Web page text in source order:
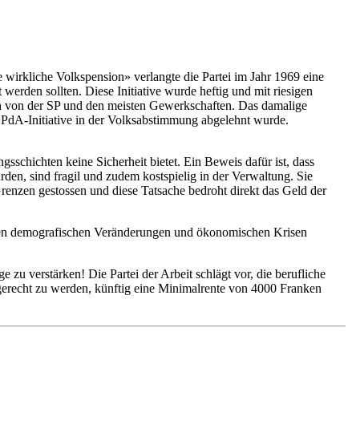
Volkspension» verlangte die Partei im Jahr 1969 eine
werden sollten. Diese Initiative wurde heftig und mit riesigen
der SP und den meisten Gewerkschaften. Das damalige
Initiative in der Volksabstimmung abgelehnt wurde.
keine Sicherheit bietet. Ein Beweis dafür ist, dass
sind fragil und zudem kostspielig in der Verwaltung. Sie
gestossen und diese Tatsache bedroht direkt das Geld der
demografischen Veränderungen und ökonomischen Krisen
zu verstärken! Die Partei der Arbeit schlägt vor, die berufliche
zu werden, künftig eine Minimalrente von 4000 Franken